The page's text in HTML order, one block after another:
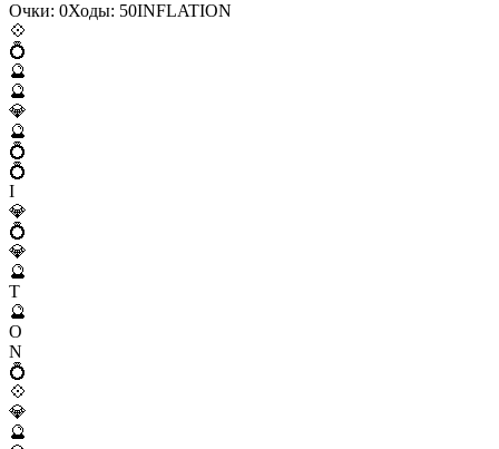
Очки: 0Ходы: 50INFLATION
💠
💍
🔮
🔮
💎
🔮
💍
💍
I
💎
💍
💎
🔮
T
🔮
O
N
💍
💠
💎
🔮